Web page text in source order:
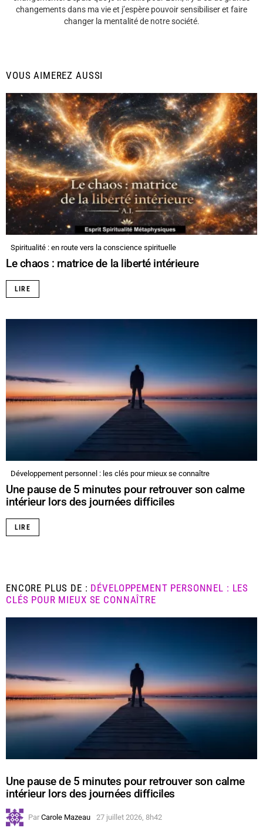
changements dans ma vie et j’espère pouvoir sensibiliser et faire
changer la mentalité de notre société.
VOUS AIMEREZ AUSSI
Spiritualité : en route vers la conscience spirituelle
Le chaos : matrice de la liberté intérieure
LIRE
Développement personnel : les clés pour mieux se connaître
Une pause de 5 minutes pour retrouver son calme
intérieur lors des journées difficiles
LIRE
ENCORE PLUS DE : DÉVELOPPEMENT PERSONNEL : LES
CLÉS POUR MIEUX SE CONNAÎTRE
Une pause de 5 minutes pour retrouver son calme
intérieur lors des journées difficiles
Par Carole Mazeau 27 juillet 2026, 8h42